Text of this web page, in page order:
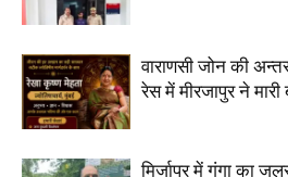
वाराणसी जोन की
रेस में मीरजापुर ने मारी
मिर्जापुर में गंगा का